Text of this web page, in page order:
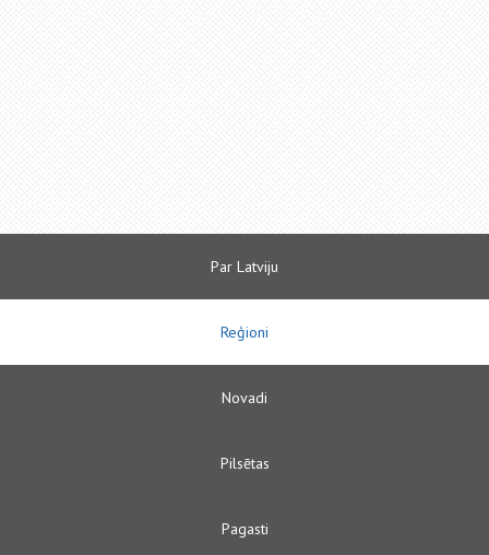
Par Latviju
Reģioni
Novadi
Pilsētas
Pagasti